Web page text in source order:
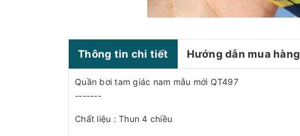
Thông tin chi tiết Hướng dẫn mua hàng
Quần bơi tam giác nam mẫu mới QT497
-------
Chất liệu : Thun 4 chiều